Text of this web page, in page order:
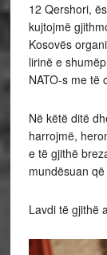
12 Qershori,
kujtojmë
Kosovës
lirinë e
NATO-s me të
Në këtë ditë
harrojmë,
e të gjithë
mundësuan
Lavdi të gjithë